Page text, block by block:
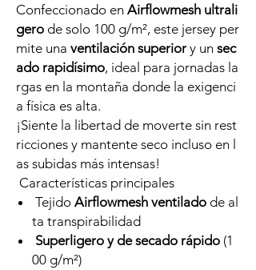
Confeccionado en Airflowmesh ultrali
gero de solo 100 g/m², este jersey per
mite una ventilación superior y un sec
ado rapidísimo, ideal para jornadas la
rgas en la montaña donde la exigenci
a física es alta.
¡Siente la libertad de moverte sin rest
ricciones y mantente seco incluso en l
as subidas más intensas!
Características principales
Tejido Airflowmesh ventilado de al
ta transpirabilidad
Superligero y de secado rápido (1
00 g/m²)